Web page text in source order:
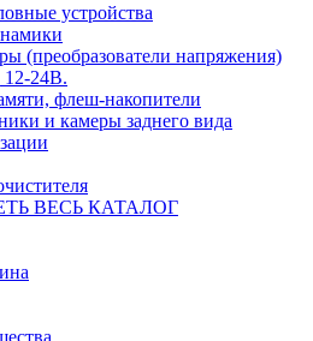
устройства
(преобразователи напряжения)
12-24В.
флеш-накопители
и камеры заднего вида
ВЕСЬ КАТАЛОГ